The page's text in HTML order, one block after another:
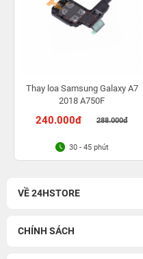
Thay loa Samsung Galaxy A7
2018 A750F
240.000đ 288.000đ
30 - 45 phút
VỀ 24HSTORE
CHÍNH SÁCH